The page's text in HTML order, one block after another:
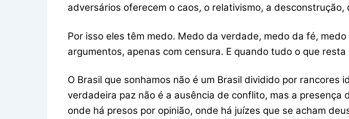
adversários oferecem o caos, o relativismo, a
Por isso eles têm medo. Medo da verdade, medo da fé,
argumentos, apenas com censura. E quando tudo o que
O Brasil que sonhamos não é um Brasil dividido por
verdadeira paz não é a ausência de conflito, mas a presença
onde há presos por opinião, onde há juízes que se acham